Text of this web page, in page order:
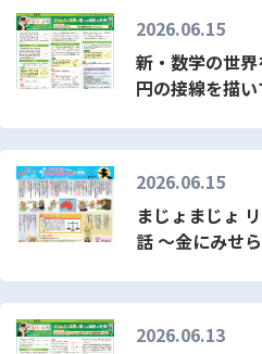
2026.06.15
新・数学の世
円の接線を描い
2026.06.15
まじょまじょ
話 ～金にみせ
2026.06.13